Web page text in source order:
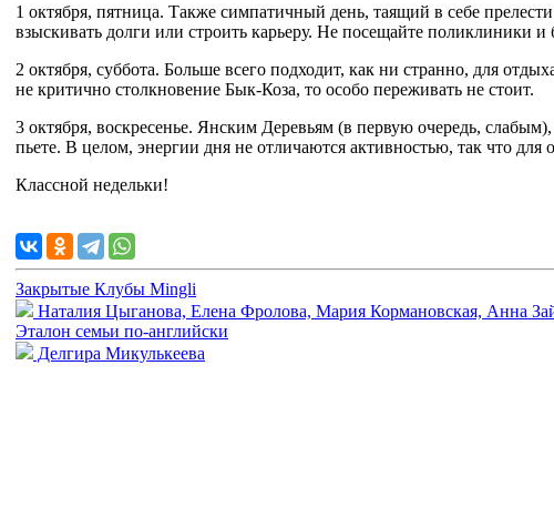
1 октября, пятница. Также симпатичный день, таящий в себе
взыскивать долги или строить карьеру. Не посещайте поликлиники
2 октября, суббота. Больше всего подходит, как ни странно, для
не критично столкновение Бык-Коза, то особо переживать не стоит.
3 октября, воскресенье. Янским Деревьям (в первую очередь,
пьете. В целом, энергии дня не отличаются активностью, так что
Классной недельки!
Закрытые Клубы Mingli
Наталия Цыганова, Елена Фролова, Мария Кормановская, Анна
Эталон семьи по-английски
Делгира Микулькеева